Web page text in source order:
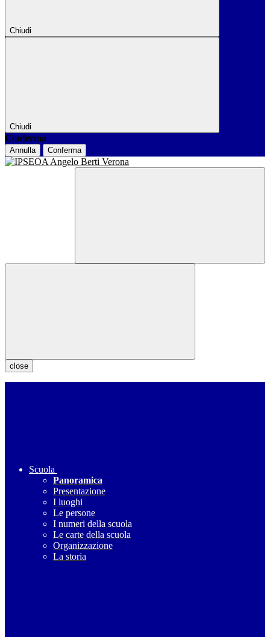
Chiudi
Chiudi
Conferma
Annulla Conferma
close
Scuola
Panoramica
Presentazione
I luoghi
Le persone
I numeri della scuola
Le carte della scuola
Organizzazione
La storia